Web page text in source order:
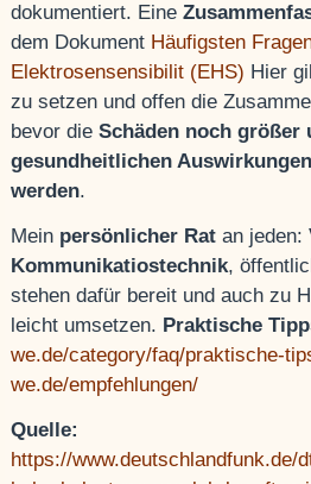
dokumentiert. Eine
dem Dokument Häufigsten
Elektrosensensibilit (EHS) Hier
zu setzen und offen die
bevor dieSchäden noch größer
gesundheitlichen
werden.
Mein persönlicher Rat an jeden:
Kommunikatiostechnik,
stehen dafür bereit und auch zu
leicht umsetzen. Praktische
we.de/category/faq/praktische-
we.de/empfehlungen/
Quelle:
https://www.deutschlandfunk.de/